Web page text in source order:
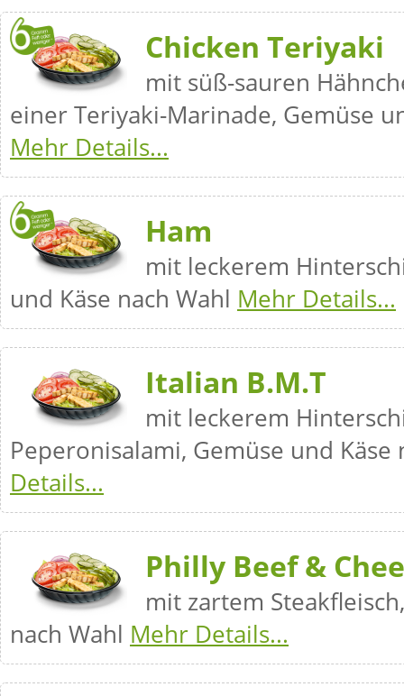
Chicken Teriyaki
mit süß-sauren
einer Teriyaki-Marinade, Gemüse
Mehr Details...
Ham
mit leckerem
und Käse nach Wahl Mehr Details...
Italian B.M.T
mit leckerem
Peperonisalami, Gemüse und
Details...
Philly Beef &
mit zartem
nach Wahl Mehr Details...